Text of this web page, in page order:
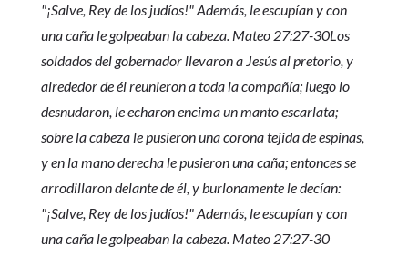
"¡Salve, Rey de los judíos!" Además, le escupían y con
una caña le golpeaban la cabeza. Mateo 27:27-30Los
soldados del gobernador llevaron a Jesús al pretorio, y
alrededor de él reunieron a toda la compañía; luego lo
desnudaron, le echaron encima un manto escarlata;
sobre la cabeza le pusieron una corona tejida de espinas,
y en la mano derecha le pusieron una caña; entonces se
arrodillaron delante de él, y burlonamente le decían:
"¡Salve, Rey de los judíos!" Además, le escupían y con
una caña le golpeaban la cabeza. Mateo 27:27-30